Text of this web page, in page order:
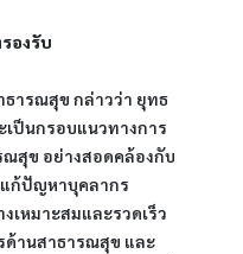
องรับ
ารณสุข กล่าวว่า ยุทธ
ป็นกรอบแนวทางการ
สุข อย่างสอดคล้องกับ
แก้ปัญหาบุคลากร
หมาะสมและรวดเร็ว
ด้านสาธารณสุข และ